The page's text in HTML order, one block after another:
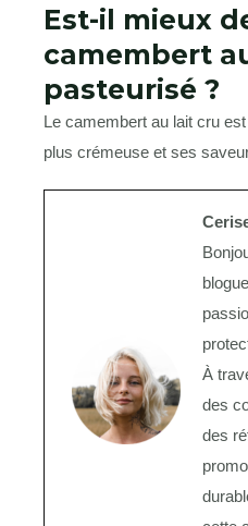
Est-il mieux
camembert
pasteurisé ?
Le camembert au lait cru
plus crémeuse et ses
À
des
des